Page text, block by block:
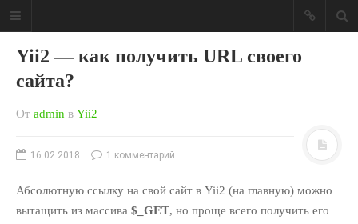
CodeMarks
Сборник заметок для
разработчиков.
Сборник заметок для
умного поиска
Yii2 — как получить URL своего
сайта?
От admin в Yii2
16.02.2018 1 комментарий
Абсолютную ссылку на свой сайт в Yii2 (на главную) можно
вытащить из массива $_GET, но проще всего получить его